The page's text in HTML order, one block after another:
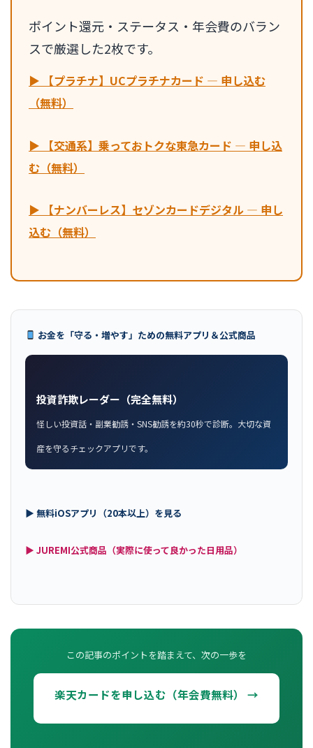
ポイント還元・ステータス・年会費のバラン
スで厳選した2枚です。
▶ 【プラチナ】UCプラチナカード — 申し込む
（無料）
▶ 【交通系】乗っておトクな東急カード — 申し込
む（無料）
▶ 【ナンバーレス】セゾンカードデジタル — 申し
込む（無料）
お金を「守る・増やす」ための無料アプリ＆公式商品
投資詐欺レーダー（完全無料）
怪しい投資話・副業勧誘・SNS勧誘を約30秒で診断。大切な資
産を守るチェックアプリです。
▶ 無料iOSアプリ（20本以上）を見る
▶ JUREMI公式商品（実際に使って良かった日用品）
この記事のポイントを踏まえて、次の一歩を
楽天カードを申し込む（年会費無料） →